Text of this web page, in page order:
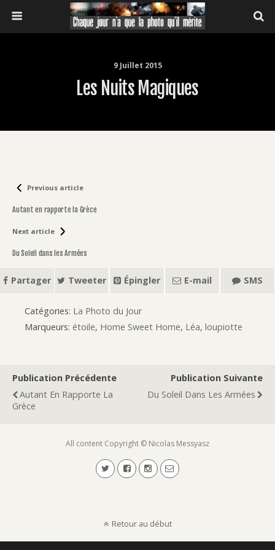
9 Juillet 2015
Les Nuits Magiques
Previous article
Autant en rapporte la Grèce
Next article
Du Soleil dans les Armées
Partager Tweeter Épingler E-mail SMS
Catégories: La Photo du Jour
Marqueurs: étoile, Home Sweet Home, Léa, loupiotte
Publication Précédente
Autant En Rapporte La
Grèce
Publication Suivante
Du Soleil Dans Les Armées
All content Copyright © Nicolas Messyasz
Retour au début